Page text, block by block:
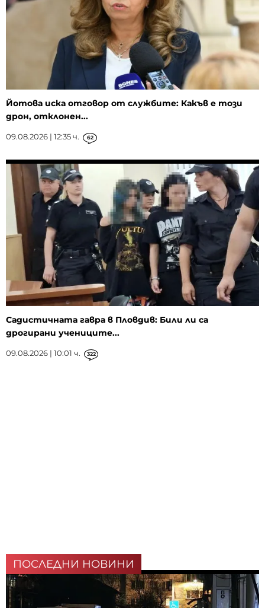
Йотова иска отговор от службите: Какъв е този
дрон, отклонен...
09.08.2026 | 12:35 ч. 62
Садистичната гавра в Пловдив: Били ли са
дрогирани учениците...
09.08.2026 | 10:01 ч. 322
ПОСЛЕДНИ НОВИНИ